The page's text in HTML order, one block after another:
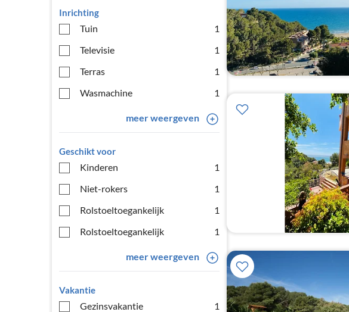
Inrichting
Tuin
1
Televisie
1
Terras
1
Wasmachine
1
meer weergeven
Geschikt voor
Kinderen
1
Niet-rokers
1
Rolstoeltoegankelijk
1
Rolstoeltoegankelijk
1
meer weergeven
Vakantie
Gezinsvakantie
1